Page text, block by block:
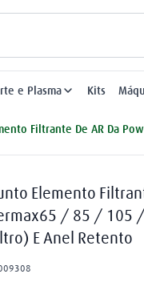
e Plasma Kits
Filtrante De AR Da
Elemento
/ 85 / 105 /
E Anel Retento